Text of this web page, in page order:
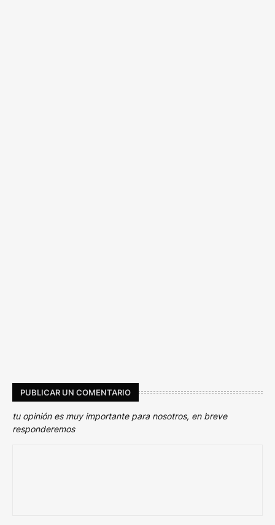
PUBLICAR UN COMENTARIO
tu opinión es muy importante para nosotros, en breve
responderemos